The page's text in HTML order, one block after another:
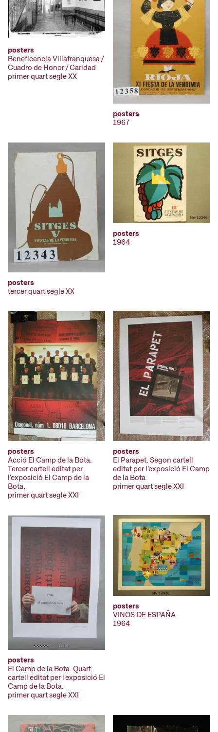
posters
Beneficencia Villafranquesa /
Cuadro de Honor / Caridad
primer quart segle XX
posters
1967
posters
tercer quart segle XX
posters
1964
posters
Acció El Camp de la Bota.
Tercer cartell editat per
l'exposició El Camp de la
Bota.
primer quart segle XXI
posters
El Parapet. Segon cartell
editat per l'exposició El Camp
de la Bota
primer quart segle XXI
posters
El Camp de la Bota. Quart
cartell editat per l'exposició El
Camp de la Bota.
primer quart segle XXI
posters
VINOS DE ESPAÑA
1964